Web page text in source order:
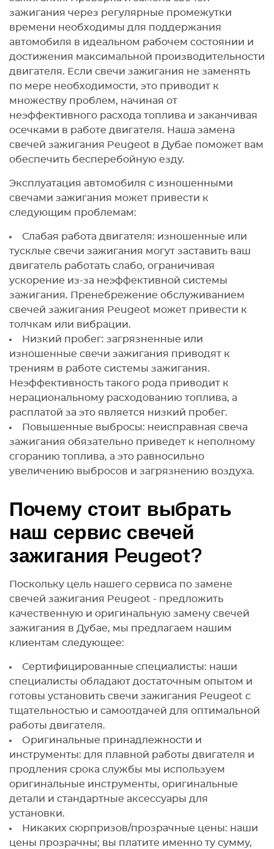
зажигания через регулярные промежутки
времени необходимы для поддержания
автомобиля в идеальном рабочем состоянии и
достижения максимальной производительности
двигателя. Если свечи зажигания не заменять
по мере необходимости, это приводит к
множеству проблем, начиная от
неэффективного расхода топлива и заканчивая
осечками в работе двигателя. Наша замена
свечей зажигания Peugeot в Дубае поможет вам
обеспечить бесперебойную езду.
Эксплуатация автомобиля с изношенными
свечами зажигания может привести к
следующим проблемам:
Слабая работа двигателя: изношенные или
тусклые свечи зажигания могут заставить ваш
двигатель работать слабо, ограничивая
ускорение из-за неэффективной системы
зажигания. Пренебрежение обслуживанием
свечей зажигания Peugeot может привести к
толчкам или вибрации.
Низкий пробег: загрязненные или
изношенные свечи зажигания приводят к
трениям в работе системы зажигания.
Неэффективность такого рода приводит к
нерациональному расходованию топлива, а
расплатой за это является низкий пробег.
Повышенные выбросы: неисправная свеча
зажигания обязательно приведет к неполному
сгоранию топлива, а это равносильно
увеличению выбросов и загрязнению воздуха.
Почему стоит выбрать
наш сервис свечей
зажигания Peugeot?
Поскольку цель нашего сервиса по замене
свечей зажигания Peugeot - предложить
качественную и оригинальную замену свечей
зажигания в Дубае, мы предлагаем нашим
клиентам следующее:
Сертифицированные специалисты: наши
специалисты обладают достаточным опытом и
готовы установить свечи зажигания Peugeot с
тщательностью и самоотдачей для оптимальной
работы двигателя.
Оригинальные принадлежности и
инструменты: для плавной работы двигателя и
продления срока службы мы используем
оригинальные инструменты, оригинальные
детали и стандартные аксессуары для
установки.
Никаких сюрпризов/прозрачные цены: наши
цены прозрачны; вы платите именно ту сумму,